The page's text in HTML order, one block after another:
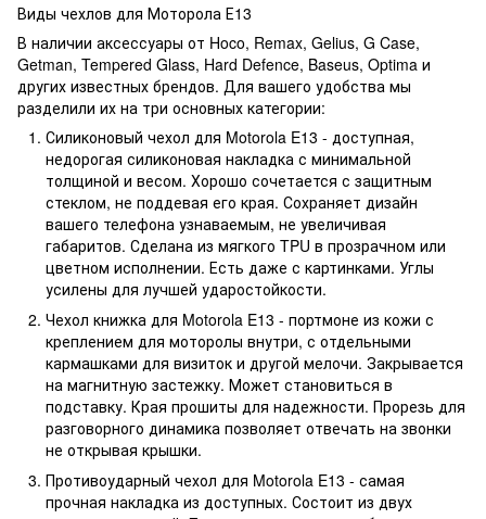
Виды чехлов для Моторола Е13
В наличии аксессуары от Hoco, Remax, Gelius, G Case,
Getman, Tempered Glass, Hard Defence, Baseus, Optima и
других известных брендов. Для вашего удобства мы
разделили их на три основных категории:
Силиконовый чехол для Motorola E13 - доступная,
недорогая силиконовая накладка с минимальной
толщиной и весом. Хорошо сочетается с защитным
стеклом, не поддевая его края. Сохраняет дизайн
вашего телефона узнаваемым, не увеличивая
габаритов. Сделана из мягкого TPU в прозрачном или
цветном исполнении. Есть даже с картинками. Углы
усилены для лучшей ударостойкости.
Чехол книжка для Motorola E13 - портмоне из кожи с
креплением для моторолы внутри, с отдельными
кармашками для визиток и другой мелочи. Закрывается
на магнитную застежку. Может становиться в
подставку. Края прошиты для надежности. Прорезь для
разговорного динамика позволяет отвечать на звонки
не открывая крышки.
Противоударный чехол для Motorola E13 - самая
прочная накладка из доступных. Состоит из двух